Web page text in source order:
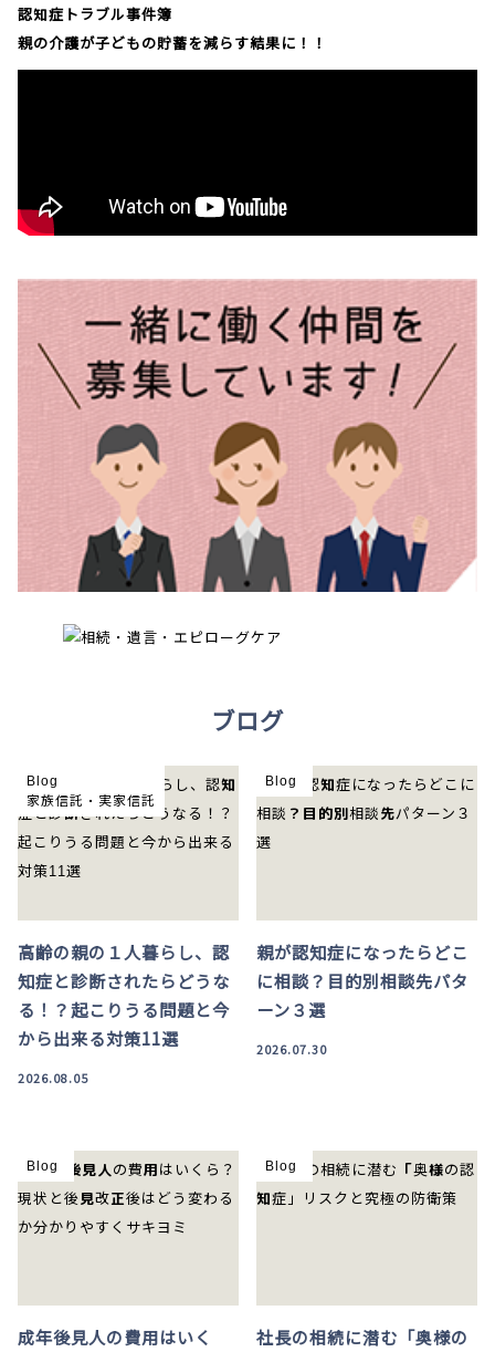
認知症トラブル事件簿
親の介護が子どもの貯蓄を減らす結果に！！
ブログ
高齢の親の１人暮らし、認
知症と診断されたらどうな
る！？起こりうる問題と今
から出来る対策11選
2026.08.05
Blog
家族信託・実家信託
親が認知症になったらどこ
に相談？目的別相談先パタ
ーン３選
2026.07.30
Blog
成年後見人の費用はいく
Blog
社長の相続に潜む「奥様の
Blog